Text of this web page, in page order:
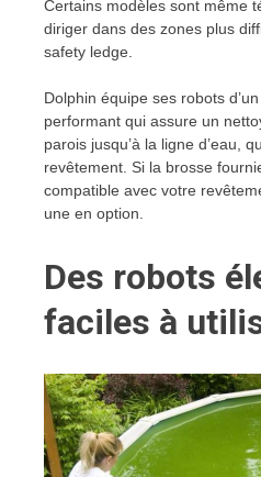
Certains modèles sont même
diriger dans des zones plus
safety ledge.
Dolphin équipe ses robots
performant qui assure un
parois jusqu’à la ligne d’eau,
revêtement. Si la brosse
compatible avec votre
une en option.
Des robots
faciles à